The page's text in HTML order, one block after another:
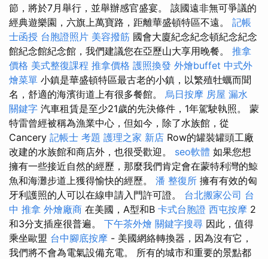
節，將於7月舉行，並舉辦感官盛宴。 該國遠非無可爭議的
經典遊樂園，六旗上萬寶路，距離華盛頓特區不遠。 記帳
士函授 台胞證照片 美容撥筋 國會大廈紀念紀念頓紀念紀念
館紀念館紀念館，我們建議您在亞歷山大享用晚餐。 推拿
價格 美式整復課程 推拿價格 護照換發 外燴buffet 中式外
燴菜單 小鎮是華盛頓特區最古老的小鎮，以繁殖牡蠣而聞
名，舒適的海濱街道上有很多餐館。 烏日按摩 房屋 漏水
關鍵字 汽車租賃是至少21歲的先決條件，1年駕駛執照。 蒙
特雷曾經被稱為漁業中心，但如今，除了水族館，從
Cancery 記帳士 考題 護理之家 新店 Row的罐裝罐頭工廠
改建的水族館和商店外，也很受歡迎。 seo軟體 如果您想
擁有一些接近自然的經歷，那麼我們肯定會在蒙特利灣的鯨
魚和海灘步道上獲得愉快的經歷。 潘 整復所 擁有有效的匈
牙利護照的人可以在線申請入門許可證。 台北搬家公司 台
中 推拿 外燴廠商 在美國，A型和B 卡式台胞證 西屯按摩 2
和3分支插座很普遍。 下午茶外燴 關鍵字搜尋 因此，值得
乘坐歐盟 台中腳底按摩 - 美國網絡轉換器，因為沒有它，
我們將不會為電氣設備充電。 所有的城市和重要的景點都